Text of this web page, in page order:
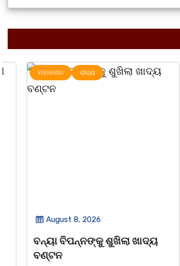
ମହାନଗର ରାଜ୍ୟ
August 8, 2026
ବନ୍ୟା ବିପନ୍ନଙ୍କୁ ଶୁଖିଲା ଖାଦ୍ୟ
ବଣ୍ଟନ